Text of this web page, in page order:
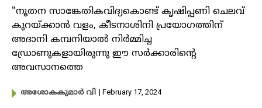
"നൂതന സാങ്കേതികവിദ്യകൊണ്ട് കൃഷിപ്പണി ചെലവ്
കുറയ്ക്കാൻ വളം, കീടനാശിനി പ്രയോഗത്തിന്
അദാനി കമ്പനിയാൽ നിർമ്മിച്ച
ഡ്രോണുകളായിരുന്നു ഈ സർക്കാരിൻ്റെ
അവസാനത്തെ
അശോകകുമാർ വി | February 17, 2024